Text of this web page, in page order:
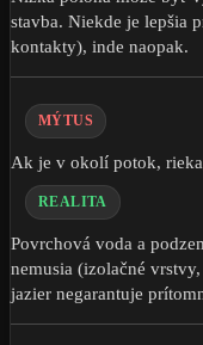
stavba. Niekde je lepšia
kontakty), inde naopak.
MÝTUS
Ak je v okolí potok,
REALITA
Povrchová voda a
nemusia (izolačné
jazier negarantuje